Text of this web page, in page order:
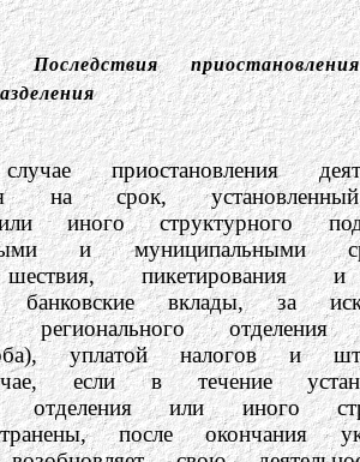
Последствия
на срок,
или иного структурного
и
шествия,
банковские вклады, за
регионального
уплатой налогов и
установленного
отделения или иного
после окончания